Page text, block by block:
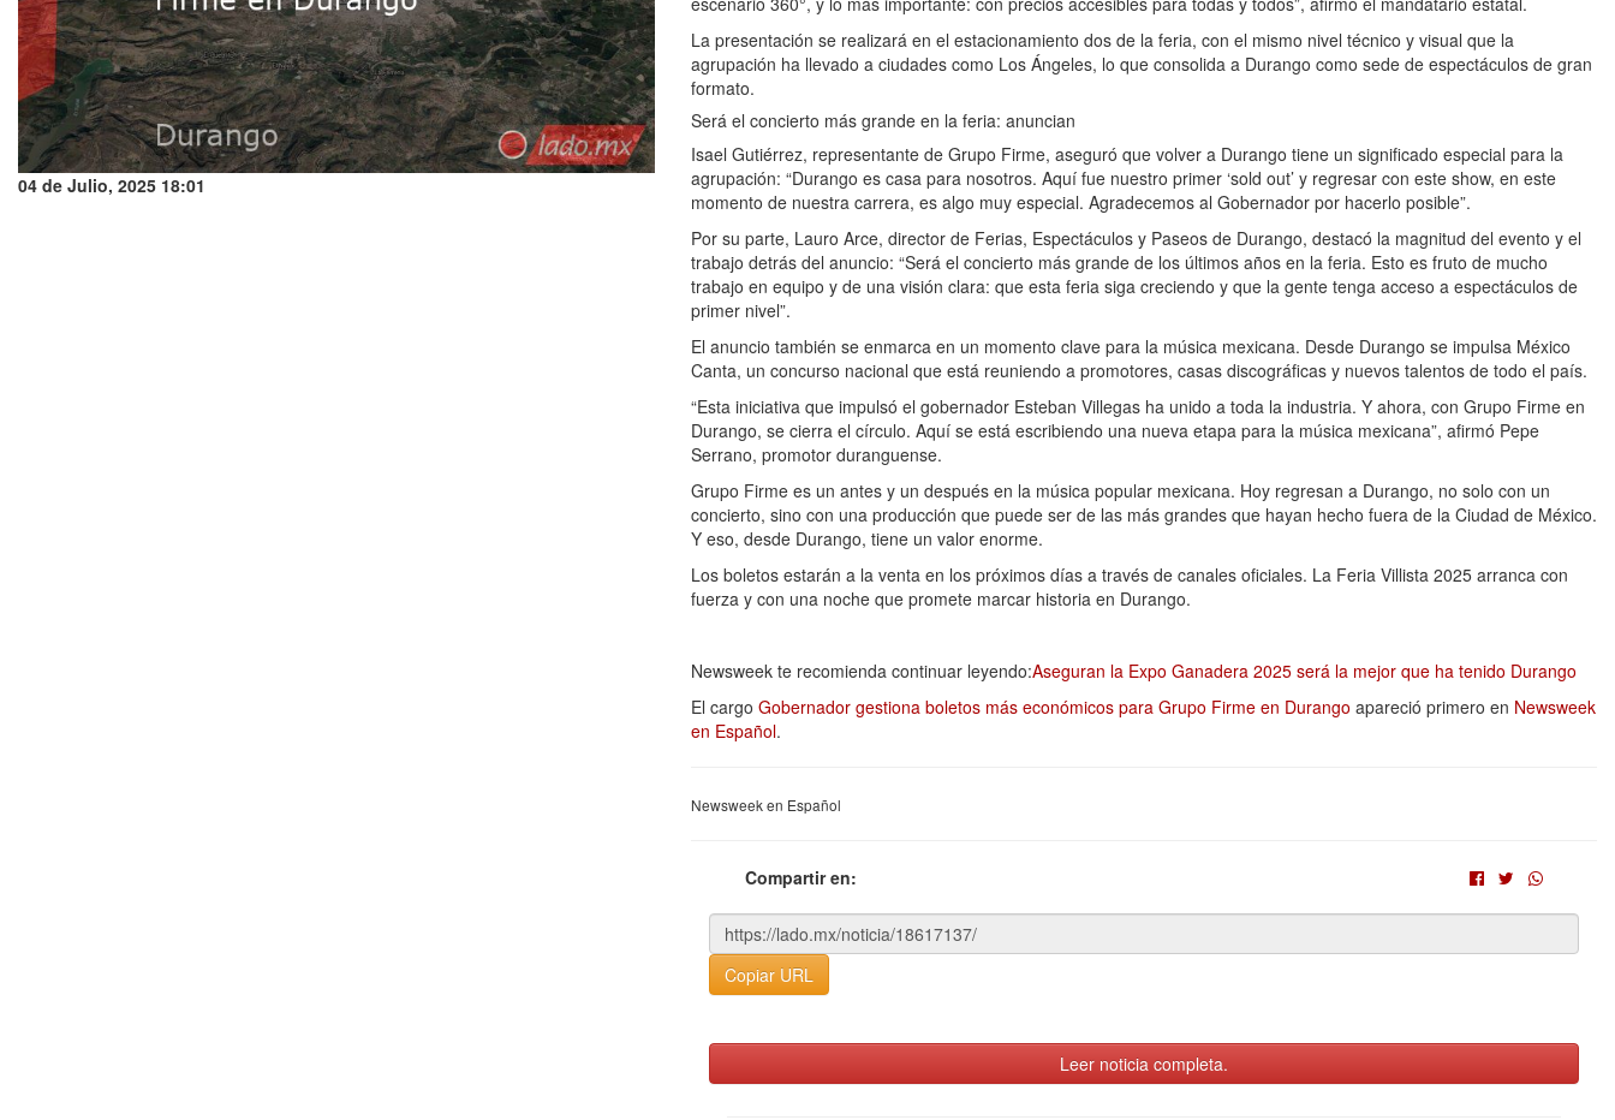
04 de Julio, 2025 18:01
La presentación se realizará en el estacionamiento dos de la feria, con el mismo nivel técnico y visual que la
agrupación ha llevado a ciudades como Los Ángeles, lo que consolida a Durango como sede de espectáculos de gran
formato.
Será el concierto más grande en la feria: anuncian
Isael Gutiérrez, representante de Grupo Firme, aseguró que volver a Durango tiene un significado especial para la
agrupación: “Durango es casa para nosotros. Aquí fue nuestro primer ‘sold out’ y regresar con este show, en este
momento de nuestra carrera, es algo muy especial. Agradecemos al Gobernador por hacerlo posible”.
Por su parte, Lauro Arce, director de Ferias, Espectáculos y Paseos de Durango, destacó la magnitud del evento y el
trabajo detrás del anuncio: “Será el concierto más grande de los últimos años en la feria. Esto es fruto de mucho
trabajo en equipo y de una visión clara: que esta feria siga creciendo y que la gente tenga acceso a espectáculos de
primer nivel”.
El anuncio también se enmarca en un momento clave para la música mexicana. Desde Durango se impulsa México
Canta, un concurso nacional que está reuniendo a promotores, casas discográficas y nuevos talentos de todo el país.
“Esta iniciativa que impulsó el gobernador Esteban Villegas ha unido a toda la industria. Y ahora, con Grupo Firme en
Durango, se cierra el círculo. Aquí se está escribiendo una nueva etapa para la música mexicana”, afirmó Pepe
Serrano, promotor duranguense.
Grupo Firme es un antes y un después en la música popular mexicana. Hoy regresan a Durango, no solo con un
concierto, sino con una producción que puede ser de las más grandes que hayan hecho fuera de la Ciudad de México.
Y eso, desde Durango, tiene un valor enorme.
Los boletos estarán a la venta en los próximos días a través de canales oficiales. La Feria Villista 2025 arranca con
fuerza y con una noche que promete marcar historia en Durango.
Newsweek te recomienda continuar leyendo:Aseguran la Expo Ganadera 2025 será la mejor que ha tenido Durango
El cargo Gobernador gestiona boletos más económicos para Grupo Firme en Durango apareció primero en Newsweek
en Español.
Newsweek en Español
Compartir en:
Copiar URL
Leer noticia completa.